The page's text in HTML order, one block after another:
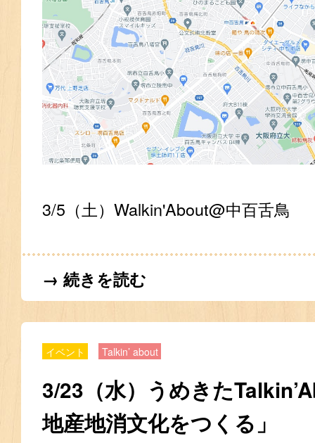
3/5（土）Walkin'About@中百舌鳥
→ 続きを読む
イベント Talkin’ about
3/23（水）うめきた
地産地消文化をつくる」